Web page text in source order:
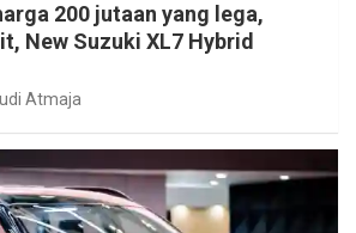
200 jutaan yang lega,
New Suzuki XL7 Hybrid
Atmaja